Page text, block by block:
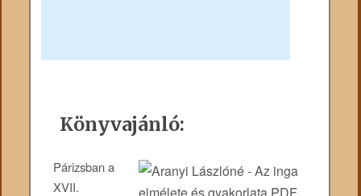
Könyvajánló:
Párizsban a
XVII.